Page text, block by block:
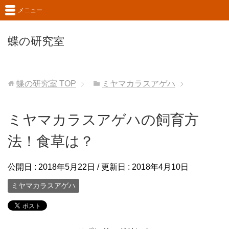
蝶の研究室
メニュー
蝶の研究室 TOP ミヤマカラスアゲハ
ミヤマカラスアゲハの飼育方
法！食草は？
公開日 : 2018年5月22日 / 更新日 : 2018年4月10日
ミヤマカラスアゲハ